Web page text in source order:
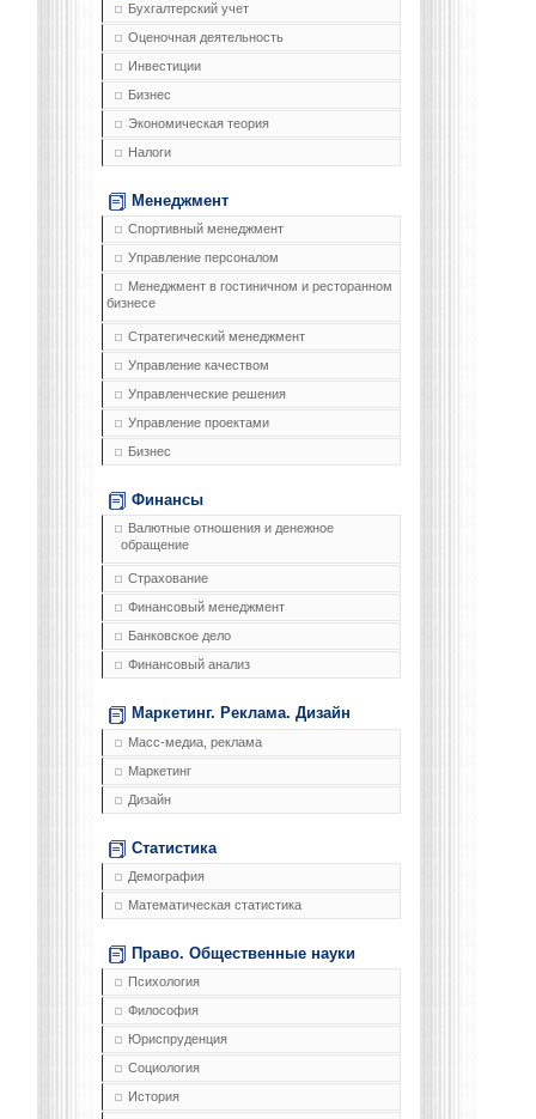
Бухгалтерский учет
Оценочная деятельность
Инвестиции
Бизнес
Экономическая теория
Налоги
Менеджмент
Спортивный менеджмент
Управление персоналом
Менеджмент в гостиничном и ресторанном
бизнесе
Стратегический менеджмент
Управление качеством
Управленческие решения
Управление проектами
Бизнес
Финансы
Валютные отношения и денежное
обращение
Страхование
Финансовый менеджмент
Банковское дело
Финансовый анализ
Маркетинг. Реклама. Дизайн
Масс-медиа, реклама
Маркетинг
Дизайн
Статистика
Демография
Математическая статистика
Право. Общественные науки
Психология
Философия
Юриспруденция
Социология
История